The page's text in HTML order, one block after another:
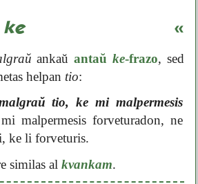
ke «
ankaŭantaŭke-frazo, sed
helpan tio:
tio, ke mi malpermesis
malpermesis forveturadon, ne
ke li forveturis.
similas alkvankam.